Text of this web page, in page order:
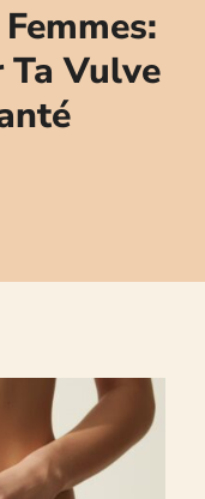
Ta Vulve